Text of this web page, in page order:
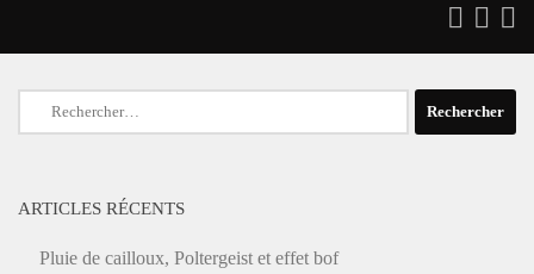
Rechercher :
ARTICLES RÉCENTS
Pluie de cailloux, Poltergeist et effet bof